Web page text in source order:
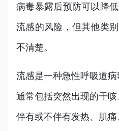
病毒暴露后预防可以降
流感的风险，但其他类
不清楚。
流感是一种急性呼吸道
通常包括突然出现的干
伴有或不伴有发热、肌